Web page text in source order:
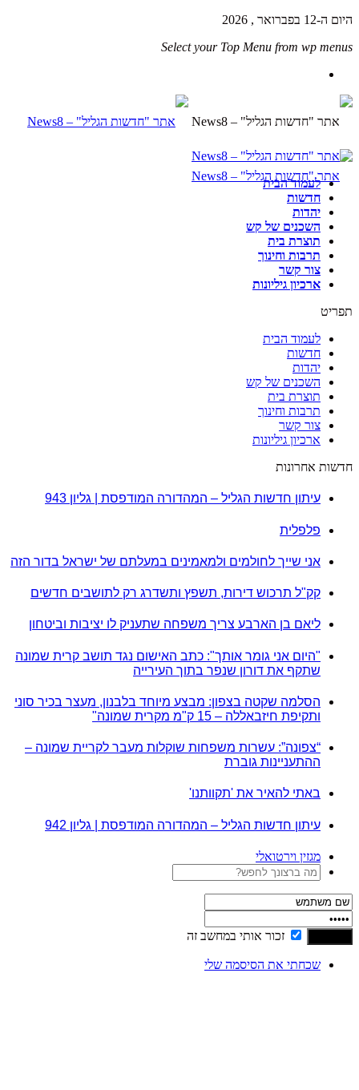
היום ה-12 בפברואר , 2026
Select your Top Menu from wp menus
לעמוד הבית
חדשות
יהדות
השכנים של קש
תוצרת בית
תרבות וחינוך
צור קשר
ארכיון גיליונות
תפריט
לעמוד הבית
חדשות
יהדות
השכנים של קש
תוצרת בית
תרבות וחינוך
צור קשר
ארכיון גיליונות
חדשות אחרונות
עיתון חדשות הגליל – המהדורה המודפסת | גליון 943
פלפלית
אני שייך לחולמים ולמאמינים במעלתם של ישראל בדור הזה
קק"ל תרכוש דירות, תשפץ ותשדרג רק לתושבים חדשים
ליאם בן הארבע צריך משפחה שתעניק לו יציבות וביטחון
"היום אני גומר אותך": כתב האישום נגד תושב קרית שמונה
שתקף את דורון שנפר בתוך העירייה
הסלמה שקטה בצפון: מבצע מיוחד בלבנון, מעצר בכיר סוני
ותקיפת חיזבאללה – 15 ק"מ מקרית שמונה"
“צפונה”: עשרות משפחות שוקלות מעבר לקריית שמונה –
ההתעניינות גוברת
באתי להאיר את 'תקוותנו'
עיתון חדשות הגליל – המהדורה המודפסת | גליון 942
מגזין וירטואלי
זכור אותי במחשב זה
שכחתי את הסיסמה שלי